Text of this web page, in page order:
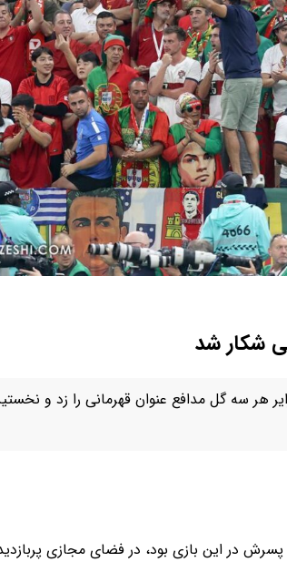
شکار شد
هر سه گل مدافع عنوان قهرمانی را زد و
در این بازی بود، در فضای مجازی